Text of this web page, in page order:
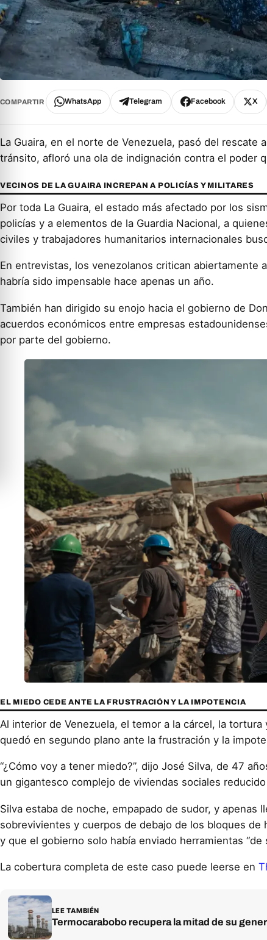
COMPARTIR WhatsApp Telegram Facebook X
La Guaira, en el norte de Venezuela, pasó del
tránsito, afloró una ola de indignación contra el poder
VECINOS DE LA GUAIRA INCREPAN A POLICÍAS Y MILITARES
Por toda La Guaira, el estado más afectado por los
policías y a elementos de la Guardia Nacional, a
civiles y trabajadores humanitarios internacionales
En entrevistas, los venezolanos critican abiertamente
habría sido impensable hace apenas un año.
También han dirigido su enojo hacia el gobierno de
acuerdos económicos entre empresas
por parte del gobierno.
EL MIEDO CEDE ANTE LA FRUSTRACIÓN Y LA IMPOTENCIA
Al interior de Venezuela, el temor a la cárcel, la
quedó en segundo plano ante la frustración y la
“¿Cómo voy a tener miedo?”, dijo José Silva, de 47
un gigantesco complejo de viviendas sociales
Silva estaba de noche, empapado de sudor, y apenas
sobrevivientes y cuerpos de debajo de los bloques
y que el gobierno solo había enviado herramientas “de
La cobertura completa de este caso puede leerse en
LEE TAMBIÉN
Termocarabobo recupera la mitad de su